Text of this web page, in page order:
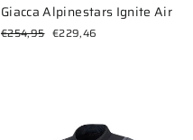
Giacca Alpinestars Ignite Air
Prezzo
€254,95 Prezzo
€229,46